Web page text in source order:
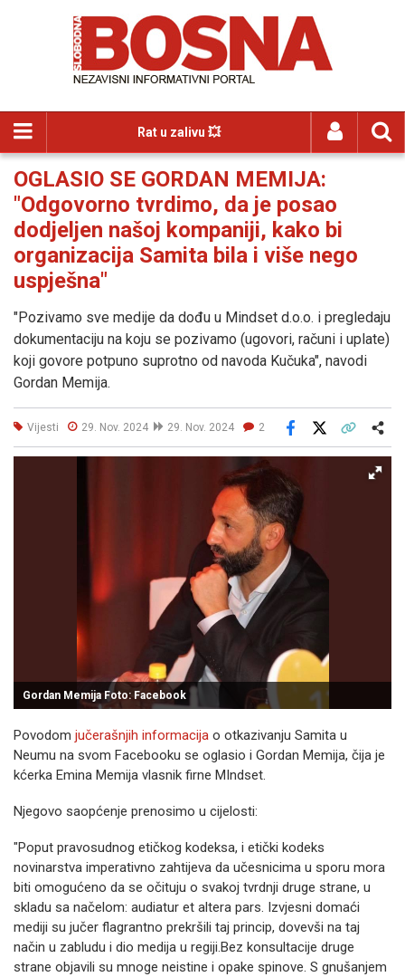
Rat u zalivu 💥
OGLASIO SE GORDAN MEMIJA:
"Odgovorno tvrdimo, da je posao
dodjeljen našoj kompaniji, kako bi
organizacija Samita bila i više nego
uspješna"
"Pozivamo sve medije da dođu u Mindset d.o.o. i pregledaju
dokumentaciju na koju se pozivamo (ugovori, računi i uplate)
koji govore potpuno suprotno od navoda Kučuka", navodi
Gordan Memija.
Vijesti 29. Nov. 2024 29. Nov. 2024 2
Facebook
Gordan Memija Foto: Facebook
Povodom jučerašnjih informacija o otkazivanju Samita u
Neumu na svom Facebooku se oglasio i Gordan Memija, čija je
kćerka Emina Memija vlasnik firne MIndset.
Njegovo saopćenje prenosimo u cijelosti:
"Poput pravosudnog etičkog kodeksa, i etički kodeks
novinarstva imperativno zahtijeva da učesnicima u sporu mora
biti omogućeno da se očituju o svakoj tvrdnji druge strane, u
skladu sa načelom: audiatur et altera pars. Izvjesni domaći
mediji su jučer flagrantno prekršili taj princip, dovevši na taj
način u zabludu i dio medija u regiji.Bez konsultacije druge
strane objavili su mnoge neistine i opake spinove. S gnušanjem